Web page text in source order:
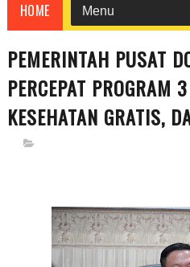
HOME
PEMERINTAH PUSAT
PERCEPAT PROGRAM
KESEHATAN GRATIS,